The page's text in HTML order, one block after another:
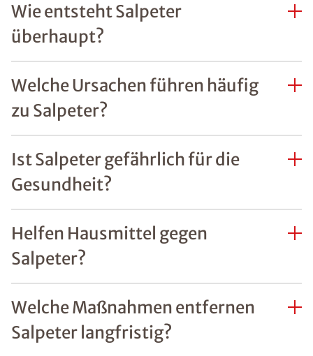
Wie entsteht Salpeter
überhaupt?
Welche Ursachen führen häufig
zu Salpeter?
Ist Salpeter gefährlich für die
Gesundheit?
Helfen Hausmittel gegen
Salpeter?
Welche Maßnahmen entfernen
Salpeter langfristig?